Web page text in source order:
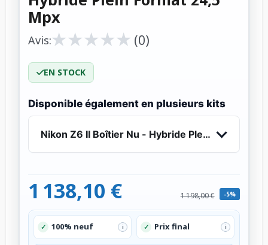
Mpx
Avis:★
★★
★★
★★
★★
★ (0)
EN STOCK
Disponible également en plusieurs kits
Nikon Z6 II Boîtier Nu - Hybride Plein Format
1 138,10 € 1 198,00 € -5%
✓ 100% neuf i ✓ Prix final i